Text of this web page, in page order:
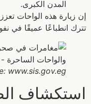
المدن الكبرى.
إن زيارة هذه الواحات
تترك انطباعًا عميقًا في
www.sis.gov.eg
استكشاف